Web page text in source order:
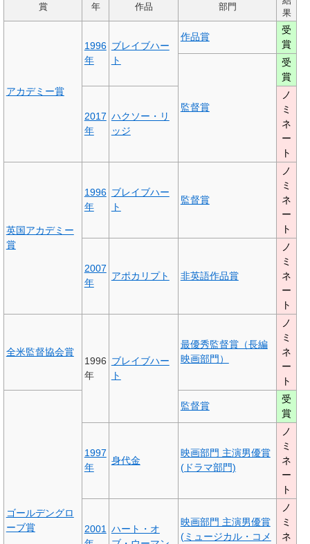
賞 年 作品 部門
果
アカデミー賞
1996
年
ブレイブハー
ト
作品賞
受
賞
監督賞
受
賞
2017
年
ハクソー・リ
ッジ
ノ
ミ
ネ
ー
ト
英国アカデミー
賞
1996
年
ブレイブハー
ト
監督賞
ノ
ミ
ネ
ー
ト
2007
年
アポカリプト 非英語作品賞
ノ
ミ
ネ
ー
ト
全米監督協会賞
1996
年
ブレイブハー
ト
最優秀監督賞（長編
映画部門）
ノ
ミ
ネ
ー
ト
ゴールデングロ
ーブ賞
監督賞
受
賞
1997
年
身代金
映画部門 主演男優賞
(ドラマ部門)
ノ
ミ
ネ
ー
ト
2001 ハート・オ
映画部門 主演男優賞
(ミュージカル・コメ
ノ
ミ
ネ